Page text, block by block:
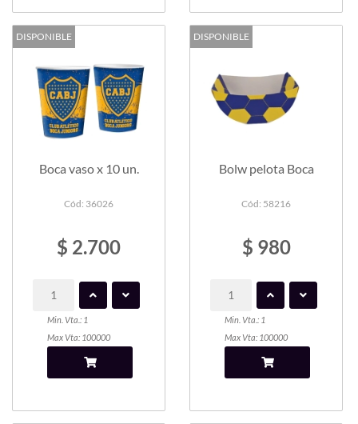
DISPONIBLE
Boca vaso x 10 un.
Cód: 36026
$ 2.700
Min. Vta.: 1
Max Vta: 100000
DISPONIBLE
Bolw pelota Boca
Cód: 58216
$ 980
Min. Vta.: 1
Max Vta: 100000